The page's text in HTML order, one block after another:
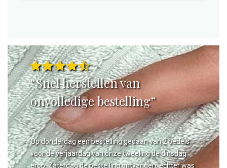
“Snel herstellen van
onvolledige bestelling”
Op donderdag een bestelling gedaan van 2 bedels
voor de verjaardag van onze tweeling de dinsdag
erop. Zaterdag de bestelling ontvangen, echter was